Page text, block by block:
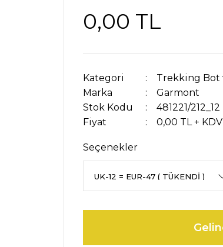
0,00 TL
Kategori
Trekking Bot
Marka
Garmont
Stok Kodu
481221/212_12
Fiyat
0,00 TL + KDV
Seçenekler